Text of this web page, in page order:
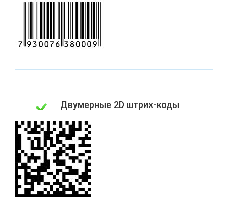
Двумерные 2D штрих-коды